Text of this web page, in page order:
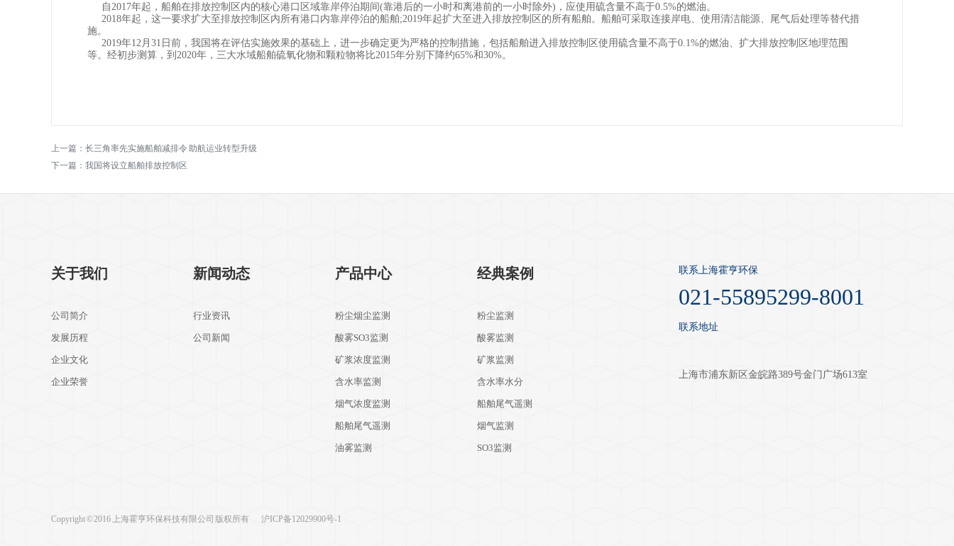
自2017年起，船舶在排放控制区内的核心港口区域靠岸停泊期间(靠港后的一小时和离港前的一小时除外)，应使用硫含量不高于0.5%的燃油。
2018年起，这一要求扩大至排放控制区内所有港口内靠岸停泊的船舶;2019年起扩大至进入排放控制区的所有船舶。船舶可采取连接岸电、使用清洁能源、尾气后处理等替代措
施。
2019年12月31日前，我国将在评估实施效果的基础上，进一步确定更为严格的控制措施，包括船舶进入排放控制区使用硫含量不高于0.1%的燃油、扩大排放控制区地理范围
等。经初步测算，到2020年，三大水域船舶硫氧化物和颗粒物将比2015年分别下降约65%和30%。
上一篇： 长三角率先实施船舶减排令 助航运业转型升级
下一篇： 我国将设立船舶排放控制区
关于我们
公司简介
发展历程
企业文化
企业荣誉
新闻动态
行业资讯
公司新闻
产品中心
粉尘烟尘监测
酸雾SO3监测
矿浆浓度监测
含水率监测
烟气浓度监测
船舶尾气遥测
油雾监测
经典案例
粉尘监测
酸雾监测
矿浆监测
含水率水分
船舶尾气遥测
烟气监测
SO3监测
联系上海霍亨环保
021-55895299-8001
联系地址
上海市浦东新区金皖路389号金门广场613室
Copyright © 2016 上海霍亨环保科技有限公司 版权所有 沪ICP备12029900号-1